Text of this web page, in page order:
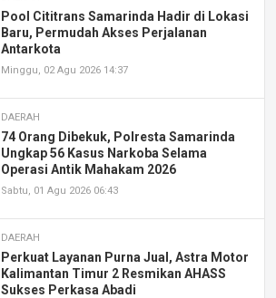
Pool Cititrans Samarinda Hadir di Lokasi
Baru, Permudah Akses Perjalanan
Antarkota
Minggu, 02 Agu 2026 14:37
DAERAH
74 Orang Dibekuk, Polresta Samarinda
Ungkap 56 Kasus Narkoba Selama
Operasi Antik Mahakam 2026
Sabtu, 01 Agu 2026 06:43
DAERAH
Perkuat Layanan Purna Jual, Astra Motor
Kalimantan Timur 2 Resmikan AHASS
Sukses Perkasa Abadi